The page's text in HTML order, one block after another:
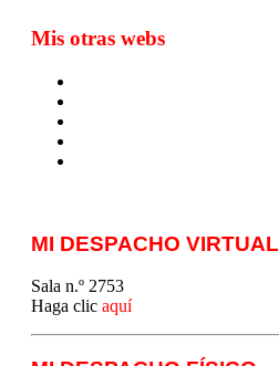
Mis otras webs
MI DESPACHO VIRTUAL
Sala n.º 2753
Haga clic aquí